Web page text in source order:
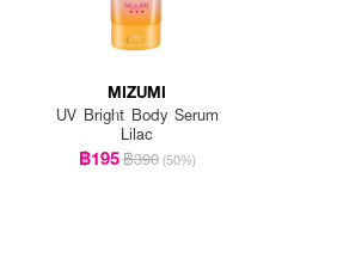
MIZUMI
UV Bright Body Serum
Lilac
฿195฿390 (50%)